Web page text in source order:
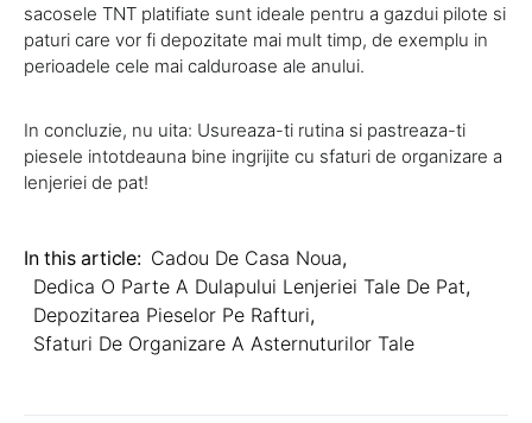
sacosele TNT platifiate sunt ideale pentru a gazdui pilote si
paturi care vor fi depozitate mai mult timp, de exemplu in
perioadele cele mai calduroase ale anului.
In concluzie, nu uita: Usureaza-ti rutina si pastreaza-ti
piesele intotdeauna bine ingrijite cu sfaturi de organizare a
lenjeriei de pat!
In this article: Cadou De Casa Noua,
Dedica O Parte A Dulapului Lenjeriei Tale De Pat,
Depozitarea Pieselor Pe Rafturi,
Sfaturi De Organizare A Asternuturilor Tale